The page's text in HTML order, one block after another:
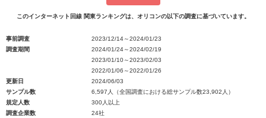
このインターネット回線 関東ランキングは、オリコンの以下の調査に基づいています。
事前調査
2023/12/14～2024/01/23
調査期間
2024/01/24～2024/02/19
2023/01/10～2023/02/03
2022/01/06～2022/01/26
更新日
2024/06/03
サンプル数
6,597人（全国調査における総サンプル数23,902人）
規定人数
300人以上
調査企業数
24社